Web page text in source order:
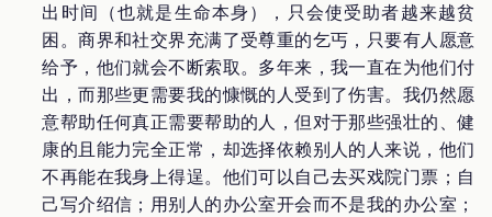
出时间（也就是生命本身），只会使受助者越来越贫
困。商界和社交界充满了受尊重的乞丐，只要有人愿意
给予，他们就会不断索取。多年来，我一直在为他们付
出，而那些更需要我的慷慨的人受到了伤害。我仍然愿
意帮助任何真正需要帮助的人，但对于那些强壮的、健
康的且能力完全正常，却选择依赖别人的人来说，他们
不再能在我身上得逞。他们可以自己去买戏院门票；自
己写介绍信；用别人的办公室开会而不是我的办公室；